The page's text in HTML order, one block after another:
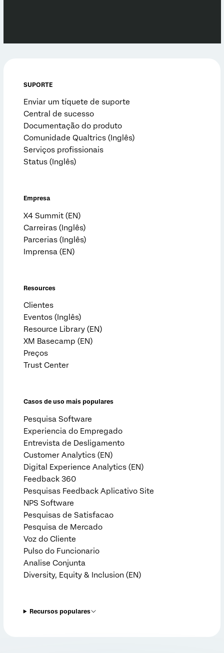
SUPORTE
Enviar um tíquete de suporte
Central de sucesso
Documentação do produto
Comunidade Qualtrics (Inglês)
Serviços profissionais
Status (Inglês)
Empresa
X4 Summit (EN)
Carreiras (Inglês)
Parcerias (Inglês)
Imprensa (EN)
Resources
Clientes
Eventos (Inglês)
Resource Library (EN)
XM Basecamp (EN)
Preços
Trust Center
Casos de uso mais populares
Pesquisa Software
Experiencia do Empregado
Entrevista de Desligamento
Customer Analytics (EN)
Digital Experience Analytics (EN)
Feedback 360
Pesquisas Feedback Aplicativo Site
NPS Software
Pesquisas de Satisfacao
Pesquisa de Mercado
Voz do Cliente
Pulso do Funcionario
Analise Conjunta
Diversity, Equity & Inclusion (EN)
Recursos populares